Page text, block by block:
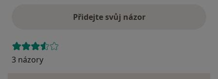
Přidejte svůj názor
3 názory